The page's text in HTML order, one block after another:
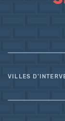
VILLES